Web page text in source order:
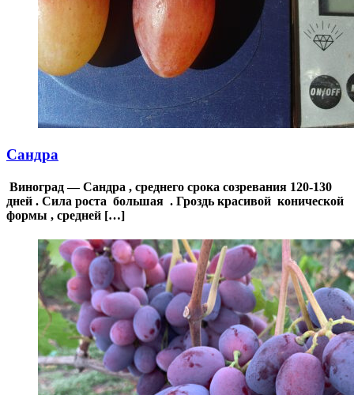
Сандра
Виноград — Сандра , среднего срока созревания 120-130
дней . Сила роста большая . Гроздь красивой конической
формы , средней […]